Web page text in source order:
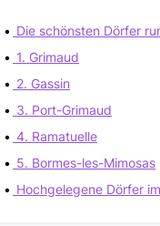
Die schönsten Dörfer
1. Grimaud
2. Gassin
3. Port-Grimaud
4. Ramatuelle
5. Bormes-les-Mimosas
Hochgelegene Dörfer